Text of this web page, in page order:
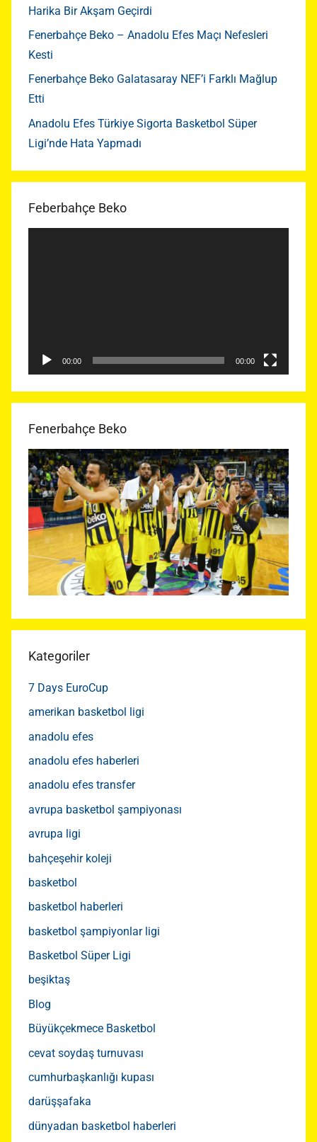
Harika Bir Akşam Geçirdi
Fenerbahçe Beko – Anadolu Efes Maçı Nefesleri
Kesti
Fenerbahçe Beko Galatasaray NEF’i Farklı Mağlup
Etti
Anadolu Efes Türkiye Sigorta Basketbol Süper
Ligi’nde Hata Yapmadı
Feberbahçe Beko
00:00 00:00
Fenerbahçe Beko
Kategoriler
7 Days EuroCup
amerikan basketbol ligi
anadolu efes
anadolu efes haberleri
anadolu efes transfer
avrupa basketbol şampiyonası
avrupa ligi
bahçeşehir koleji
basketbol
basketbol haberleri
basketbol şampiyonlar ligi
Basketbol Süper Ligi
beşiktaş
Blog
Büyükçekmece Basketbol
cevat soydaş turnuvası
cumhurbaşkanlığı kupası
darüşşafaka
dünyadan basketbol haberleri